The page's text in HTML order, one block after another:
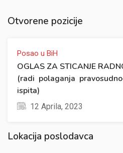
Otvorene pozicije
Posao u BiH
OGLAS ZA STICANJE
(radi polaganja
ispita)
12 Aprila, 2023
Lokacija poslodavca